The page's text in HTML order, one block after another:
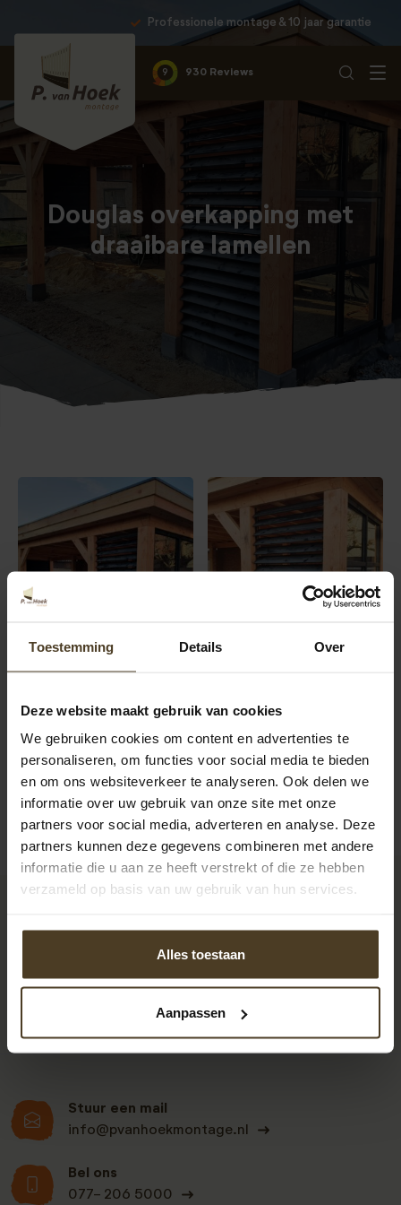
Toestemming Details Over
Deze website maakt gebruik van cookies
We gebruiken cookies om content en advertenties te
personaliseren, om functies voor social media te bieden
en om ons websiteverkeer te analyseren. Ook delen we
informatie over uw gebruik van onze site met onze
partners voor social media, adverteren en analyse. Deze
partners kunnen deze gegevens combineren met andere
informatie die u aan ze heeft verstrekt of die ze hebben
verzameld op basis van uw gebruik van hun services.
Alles toestaan
Aanpassen
Professionele montage & 10 jaar garantie
9 930 Reviews
Douglas overkapping met
draaibare lamellen
Stuur een mail
info@pvanhoekmontage.nl
Bel ons
077- 206 5000
Klanten beoordelen
ons een: 9 uit de 930